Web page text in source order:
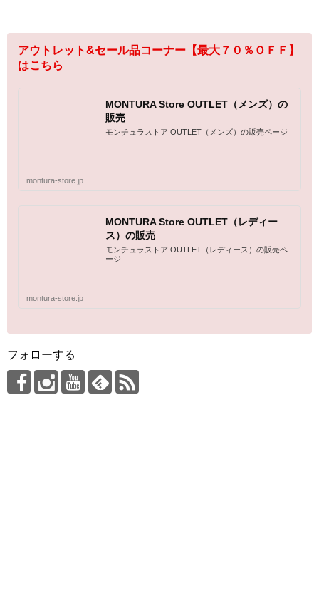
アウトレット&セール品コーナー【最大７０％ＯＦＦ】
はこちら
MONTURA Store OUTLET（メンズ）の
販売
モンチュラストア OUTLET（メンズ）の販売ページ
montura-store.jp
MONTURA Store OUTLET（レディー
ス）の販売
モンチュラストア OUTLET（レディース）の販売ペ
ージ
montura-store.jp
フォローする